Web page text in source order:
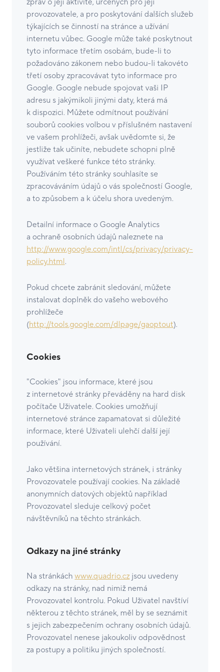
zpráv o její aktivitě, určených pro její
provozovatele, a pro poskytování dalších služeb
týkajících se činností na stránce a užívání
internetu vůbec. Google může také poskytnout
tyto informace třetím osobám, bude-li to
požadováno zákonem nebo budou-li takovéto
třetí osoby zpracovávat tyto informace pro
Google. Google nebude spojovat vaši IP
adresu s jakýmikoli jinými daty, která má
k dispozici. Můžete odmítnout používání
souborů cookies volbou v příslušném nastavení
ve vašem prohlížeči, avšak uvědomte si, že
jestliže tak učiníte, nebudete schopni plně
využívat veškeré funkce této stránky.
Používáním této stránky souhlasíte se
zpracováváním údajů o vás společností Google,
a to způsobem a k účelu shora uvedeným.
Detailní informace o Google Analytics
a ochraně osobních údajů naleznete na
http://www.google.com/intl/cs/privacy/privacy-
policy.html.
Pokud chcete zabránit sledování, můžete
instalovat doplněk do vašeho webového
prohlížeče
(http://tools.google.com/dlpage/gaoptout).
Cookies
"Cookies" jsou informace, které jsou
z internetové stránky převáděny na hard disk
počítače Uživatele. Cookies umožňují
internetové stránce zapamatovat si důležité
informace, které Uživateli ulehčí další její
používání.
Jako většina internetových stránek, i stránky
Provozovatele používají cookies. Na základě
anonymních datových objektů například
Provozovatel sleduje celkový počet
návštěvníků na těchto stránkách.
Odkazy na jiné stránky
Na stránkách www.quadrio.cz jsou uvedeny
odkazy na stránky, nad nimiž nemá
Provozovatel kontrolu. Pokud Uživatel navštíví
některou z těchto stránek, měl by se seznámit
s jejich zabezpečením ochrany osobních údajů.
Provozovatel nenese jakoukoliv odpovědnost
za postupy a politiku jiných společností.